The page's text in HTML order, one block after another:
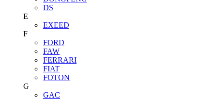
DS
E
EXEED
F
FORD
FAW
FERRARI
FIAT
FOTON
G
GAC